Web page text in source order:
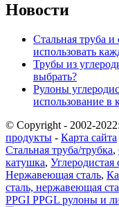
Новости
Стальная труба и
использовать
Трубы из
выбрать?
Рулоны
использование в
© Copyright - 2002-
продукты - Карта сайта
Стальная труба/трубка,
катушка, Углеродистая
Нержавеющая сталь,
сталь, нержавеющая
PPGI PPGL рулоны и